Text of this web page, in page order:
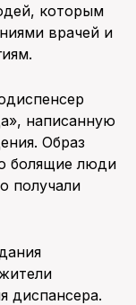
которым
врачей и
написанную
Образ
болящие люди
получали
диспансера.